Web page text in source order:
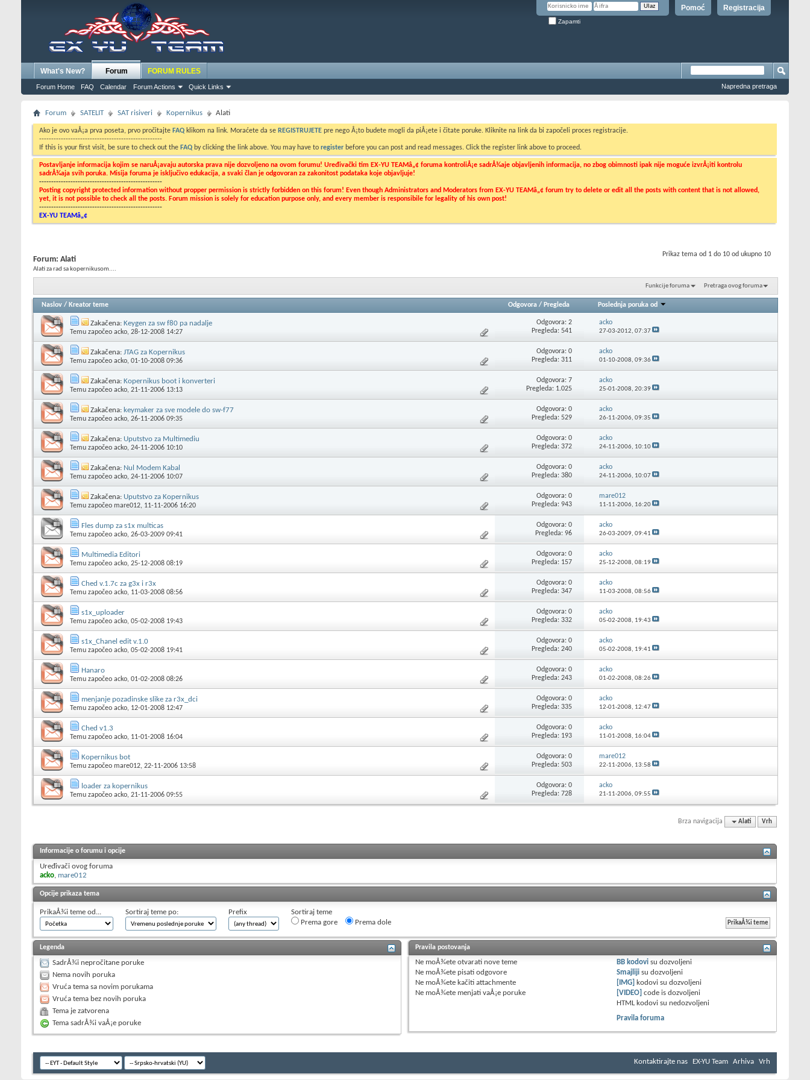
Registracija
Pomoć
Zapamti
What's New? Forum
Forum Home FAQ Calendar Forum Actions Quick Links
FORUM RULES
Napredna pretraga
Forum SATELIT SAT risiveri Kopernikus Alati
Ako je ovo vaÅ¡a prva poseta, prvo pročitajte FAQ klikom na link. Moraćete da se REGISTRUJETE pre nego Å¡to budete mogli da piÅ¡ete i čitate poruke. Kliknite na link da bi započeli proces registracije.
---------------------------------------------------
If this is your first visit, be sure to check out the FAQ by clicking the link above. You may have to register before you can post and read messages. Click the register link above to proceed.
Postavljanje informacija kojim se naruÅ¡avaju autorska prava nije dozvoljeno na ovom forumu! Uređivački tim EX-YU TEAMâ„¢ foruma kontroliÅ¡e sadrÅ¾aje objavljenih informacija, no zbog obimnosti ipak nije moguće izvrÅ¡iti kontrolu
sadrÅ¾aja svih poruka. Misija foruma je isključivo edukacija, a svaki član je odgovoran za zakonitost podataka koje objavljuje!
---------------------------------------------------
Posting copyright protected information without propper permission is strictly forbidden on this forum! Even though Administrators and Moderators from EX-YU TEAMâ„¢ forum try to delete or edit all the posts with content that is not allowed,
yet, it is not possible to check all the posts. Forum mission is solely for education purpose only, and every member is responsibile for legality of his own post!
---------------------------------------------------
EX-YU TEAMâ„¢
Prikaz tema od 1 do 10 od ukupno 10
Forum: Alati
Alati za rad sa kopernikusom....
Funkcije foruma Pretraga ovog foruma
Naslov / Kreator teme Odgovora / Pregleda Poslednja poruka od
Zakačena: Keygen za sw f80 pa nadalje
Temu započeo acko, 28-12-2008 14:27
Odgovora: 2
Pregleda: 541
acko
27-03-2012, 07:37
Zakačena: JTAG za Kopernikus
Temu započeo acko, 01-10-2008 09:36
Odgovora: 0
Pregleda: 311
acko
01-10-2008, 09:36
Zakačena: Kopernikus boot i konverteri
Temu započeo acko, 21-11-2006 13:13
Odgovora: 7
Pregleda: 1.025
acko
25-01-2008, 20:39
Zakačena: keymaker za sve modele do sw-f77
Temu započeo acko, 26-11-2006 09:35
Odgovora: 0
Pregleda: 529
acko
26-11-2006, 09:35
Zakačena: Uputstvo za Multimediu
Temu započeo acko, 24-11-2006 10:10
Odgovora: 0
Pregleda: 372
acko
24-11-2006, 10:10
Zakačena: Nul Modem Kabal
Temu započeo acko, 24-11-2006 10:07
Odgovora: 0
Pregleda: 380
acko
24-11-2006, 10:07
Zakačena: Uputstvo za Kopernikus
Temu započeo mare012, 11-11-2006 16:20
Odgovora: 0
Pregleda: 943
mare012
11-11-2006, 16:20
Fles dump za s1x multicas
Temu započeo acko, 26-03-2009 09:41
Odgovora: 0
Pregleda: 96
acko
26-03-2009, 09:41
Multimedia Editori
Temu započeo acko, 25-12-2008 08:19
Odgovora: 0
Pregleda: 157
acko
25-12-2008, 08:19
Ched v.1.7c za g3x i r3x
Temu započeo acko, 11-03-2008 08:56
Odgovora: 0
Pregleda: 347
acko
11-03-2008, 08:56
s1x_uploader
Temu započeo acko, 05-02-2008 19:43
Odgovora: 0
Pregleda: 332
acko
05-02-2008, 19:43
s1x_Chanel edit v.1.0
Temu započeo acko, 05-02-2008 19:41
Odgovora: 0
Pregleda: 240
acko
05-02-2008, 19:41
Hanaro
Temu započeo acko, 01-02-2008 08:26
Odgovora: 0
Pregleda: 243
acko
01-02-2008, 08:26
menjanje pozadinske slike za r3x_dci
Temu započeo acko, 12-01-2008 12:47
Odgovora: 0
Pregleda: 335
acko
12-01-2008, 12:47
Ched v1.3
Temu započeo acko, 11-01-2008 16:04
Odgovora: 0
Pregleda: 193
acko
11-01-2008, 16:04
Kopernikus bot
Temu započeo mare012, 22-11-2006 13:58
Odgovora: 0
Pregleda: 503
mare012
22-11-2006, 13:58
loader za kopernikus
Temu započeo acko, 21-11-2006 09:55
Odgovora: 0
Pregleda: 728
acko
21-11-2006, 09:55
Brza navigacija Alati Vrh
Informacije o forumu i opcije
Uređivači ovog foruma
acko, mare012
Opcije prikaza tema
PrikaÅ¾i teme od... Sortiraj teme po: Prefix
Sortiraj teme
Prema gore
Prema dole
Legenda
SadrÅ¾i nepročitane poruke
Nema novih poruka
Vruća tema sa novim porukama
Vruća tema bez novih poruka
Tema je zatvorena
Tema sadrÅ¾i vaÅ¡e poruke
Pravila postovanja
Ne moÅ¾ete otvarati nove teme
Ne moÅ¾ete pisati odgovore
Ne moÅ¾ete kačiti attachmente
Ne moÅ¾ete menjati vaÅ¡e poruke
BB kodovi sudozvoljeni
Smajliji sudozvoljeni
[IMG] kodovi sudozvoljeni
[VIDEO] code isdozvoljeni
HTML kodovi su nedozvoljeni
Pravila foruma
Kontaktirajte nas EX-YU Team Arhiva Vrh